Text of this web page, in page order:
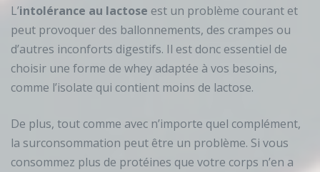
L’intolérance au lactose est un problème courant et
peut provoquer des ballonnements, des crampes ou
d’autres inconforts digestifs. Il est donc essentiel de
choisir une forme de whey adaptée à vos besoins,
comme l’isolate qui contient moins de lactose.
De plus, tout comme avec n’importe quel complément,
la surconsommation peut être un problème. Si vous
consommez plus de protéines que votre corps n’en a